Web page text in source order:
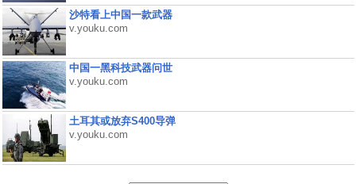
沙特看上中国一款武器
v.youku.com
中国一黑科技武器问世
v.youku.com
土耳其或放弃S400导弹
v.youku.com